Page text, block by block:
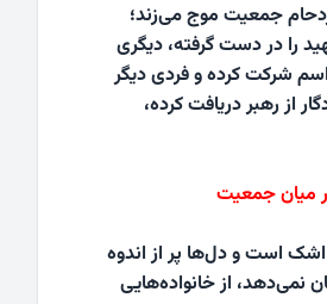
جمعیت موج می‌زند؛
را در دست گرفته، دیگری
شرکت کرده و فردی دیگر
از رهبر دریافت کرده،
میان جمعیت
است و دل‌ها پر از اندوه
از خانواده‌هایی